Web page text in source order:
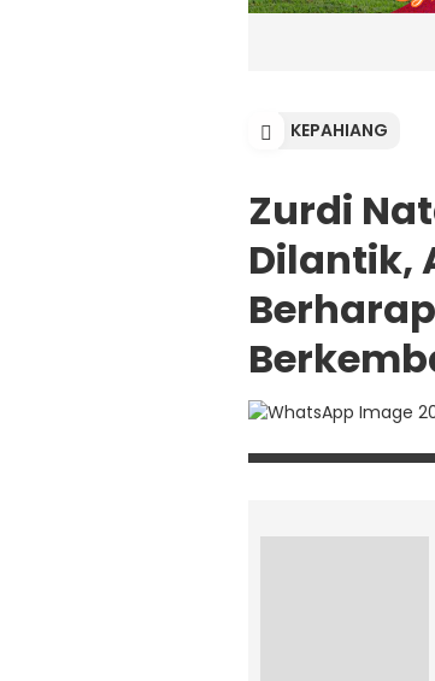
KEPAHIANG
Zurdi
Dilantik,